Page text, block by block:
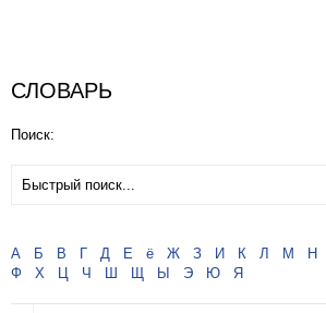
СЛОВАРЬ
Поиск:
А Б В Г Д Е ё Ж З И К Л М Н
Ф
Х Ц Ч Ш Щ Ы Э Ю Я